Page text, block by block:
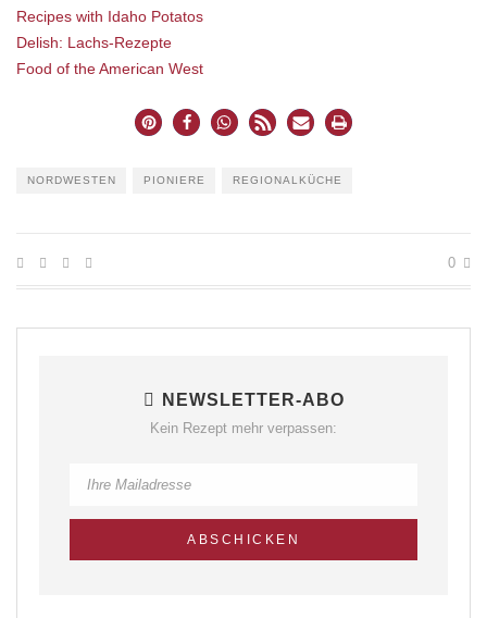
Recipes with Idaho Potatos
Delish: Lachs-Rezepte
Food of the American West
NORDWESTEN PIONIERE REGIONALKÜCHE
0
NEWSLETTER-ABO
Kein Rezept mehr verpassen: